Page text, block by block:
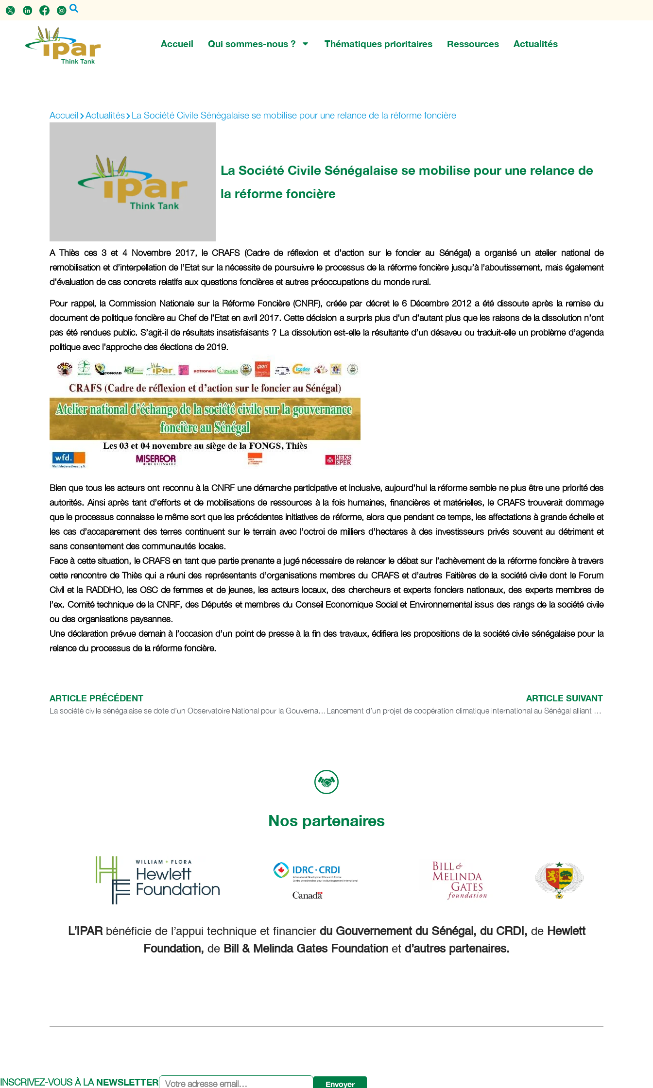
Accueil Qui sommes-nous ? Thématiques prioritaires Ressources Actualités
Accueil Actualités La Société Civile Sénégalaise se mobilise pour une relance de la réforme foncière
La Société Civile Sénégalaise se mobilise pour une relance de
la réforme foncière
A Thiès ces 3 et 4 Novembre 2017, le CRAFS (Cadre de réflexion et d’action sur le foncier au Sénégal) a organisé un atelier national de
remobilisation et d’interpellation de l’Etat sur la nécessite de poursuivre le processus de la réforme foncière jusqu’à l’aboutissement, mais également
d’évaluation de cas concrets relatifs aux questions foncières et autres préoccupations du monde rural.
Pour rappel, la Commission Nationale sur la Réforme Foncière (CNRF), créée par décret le 6 Décembre 2012 a été dissoute après la remise du
document de politique foncière au Chef de l’Etat en avril 2017. Cette décision a surpris plus d’un d’autant plus que les raisons de la dissolution n’ont
pas été rendues public. S’agit-il de résultats insatisfaisants ? La dissolution est-elle la résultante d’un désaveu ou traduit-elle un problème d’agenda
politique avec l’approche des élections de 2019.
Bien que tous les acteurs ont reconnu à la CNRF une démarche participative et inclusive, aujourd’hui la réforme semble ne plus être une priorité des
autorités. Ainsi après tant d’efforts et de mobilisations de ressources à la fois humaines, financières et matérielles, le CRAFS trouverait dommage
que le processus connaisse le même sort que les précédentes initiatives de réforme, alors que pendant ce temps, les affectations à grande échelle et
les cas d’accaparement des terres continuent sur le terrain avec l’octroi de milliers d’hectares à des investisseurs privés souvent au détriment et
sans consentement des communautés locales.
Face à cette situation, le CRAFS en tant que partie prenante a jugé nécessaire de relancer le débat sur l’achèvement de la réforme foncière à travers
cette rencontre de Thiès qui a réuni des représentants d’organisations membres du CRAFS et d’autres Faitières de la société civile dont le Forum
Civil et la RADDHO, les OSC de femmes et de jeunes, les acteurs locaux, des chercheurs et experts fonciers nationaux, des experts membres de
l’ex. Comité technique de la CNRF, des Députés et membres du Conseil Economique Social et Environnemental issus des rangs de la société civile
ou des organisations paysannes.
Une déclaration prévue demain à l’occasion d’un point de presse à la fin des travaux, édifiera les propositions de la société civile sénégalaise pour la
relance du processus de la réforme foncière.
ARTICLE PRÉCÉDENT
La société civile sénégalaise se dote d’un Observatoire National pour la Gouvernance foncière
ARTICLE SUIVANT
Lancement d’un projet de coopération climatique international au Sénégal alliant développement économique par l’entrepreneuriat et gestion intégrée des ressources en eau.
Nos partenaires
L’IPARbénéficie de l’appui technique et financier du Gouvernement du Sénégal, du CRDI, de Hewlett
Foundation, de Bill & Melinda Gates Foundation et d’autres partenaires.
INSCRIVEZ-VOUS À LA NEWSLETTER Envoyer